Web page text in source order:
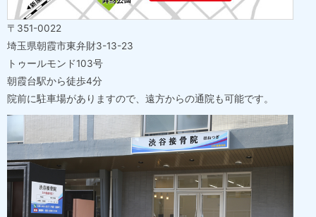
〒351-0022
埼玉県朝霞市東弁財3-13-23
トゥールモンド103号
朝霞台駅から徒歩4分
院前に駐車場がありますので、遠方からの通院も可能です。